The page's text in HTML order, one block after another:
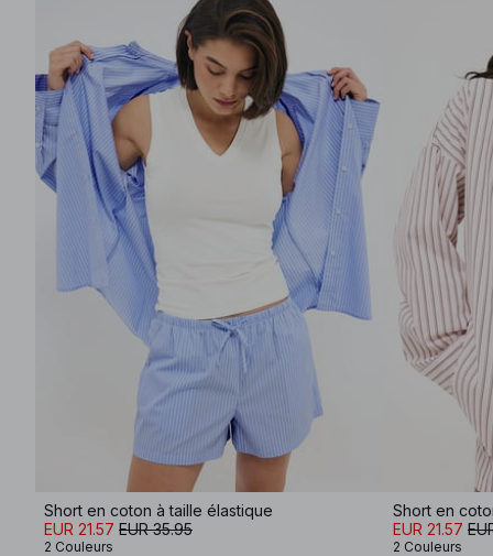
Short en coton à taille élastique
EUR 21.57 EUR 35.95
2 Couleurs
Short en
EUR 21.57
2 Couleurs